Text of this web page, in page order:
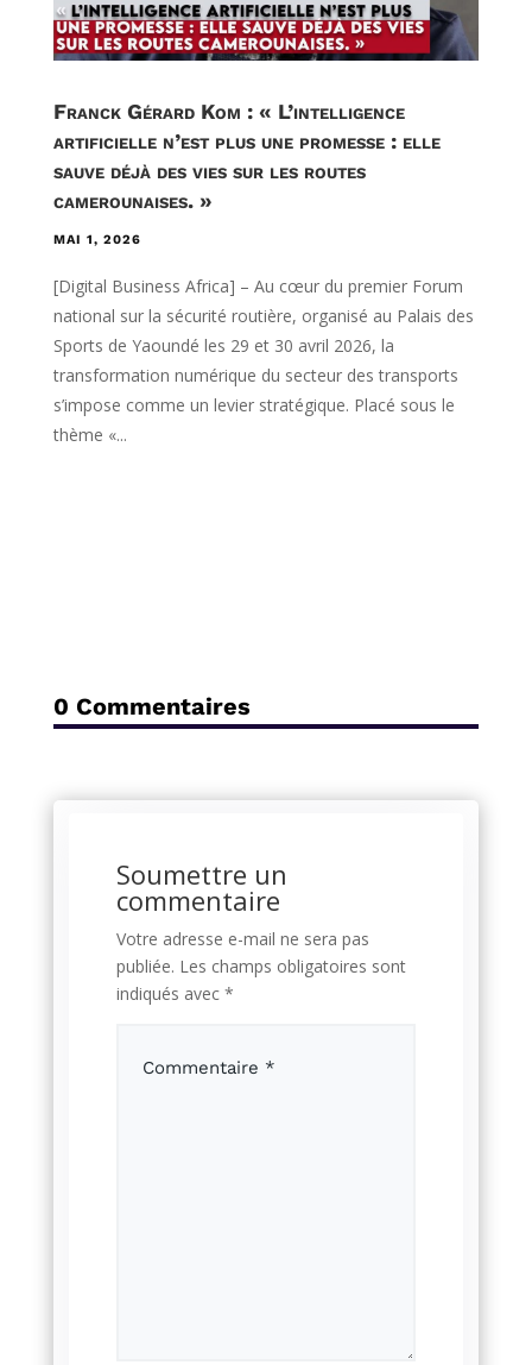
Franck Gérard Kom : « L’intelligence
artificielle n’est plus une promesse : elle
sauve déjà des vies sur les routes
camerounaises. »
MAI 1, 2026
[Digital Business Africa] – Au cœur du premier Forum
national sur la sécurité routière, organisé au Palais des
Sports de Yaoundé les 29 et 30 avril 2026, la
transformation numérique du secteur des transports
s’impose comme un levier stratégique. Placé sous le
thème «...
0 Commentaires
Soumettre un
commentaire
Votre adresse e-mail ne sera pas
publiée. Les champs obligatoires sont
indiqués avec *